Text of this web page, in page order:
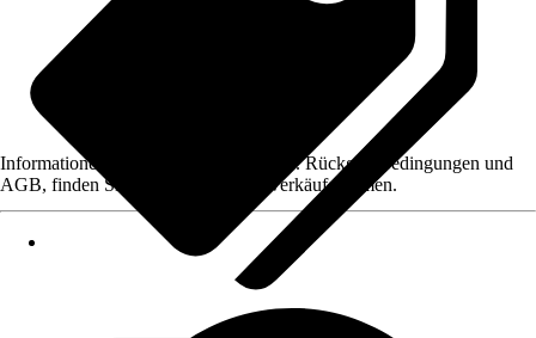
Informationen des Verkäufers, wie z. B. Rückgabebedingungen und
AGB, finden Sie bei Klick auf den Verkäufernamen.